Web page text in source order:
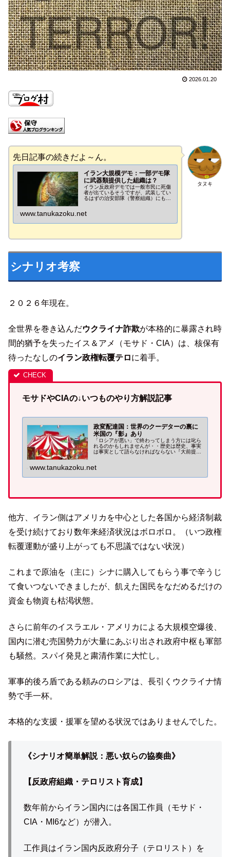
2026.01.20
タヌキ
先日記事の続きだよ～ん。
イラン大規模デモ：一部デモ隊
に武器類提供した組織は？
イラン反政府デモでは一般市民に死傷
者が出ているそうですが、武装してい
るはずの治安部隊（警察組織）にも死
がイランに持ち込んだのでしょう？
www.tanukazoku.net
シナリオ考察
２０２６年現在。
全世界を巻き込んだウクライナ詐欺が本格的に暴露され時
間的猶予を失ったイス＆アメ（モサド・CIA）は、核保有
待ったなしのイラン政権転覆テロに着手。
モサドやCIAの↓いつものやり方解説記事
政変配達国：世界のクーデターの裏に
米国の『影』あり
「ロシアが悪い」で終わってしまう方には叱ら
れるのかもしれませんが・・歴史は歴史、事実
は事実として語らなければならない『大前提』
りませんでした。
www.tanukazoku.net
他方、イラン側はアメリカを中心とした各国から経済制裁
を受け続けており数年来経済状況はボロボロ。（いつ政権
転覆運動が盛り上がっても不思議ではない状況）
これまで原油を（主に）シナに購入してもらう事で辛うじ
て食いつないできましたが、飢えた国民をなだめるだけの
資金も物資も枯渇状態。
さらに前年のイスラエル・アメリカによる大規模空爆後、
国内に潜む売国勢力が大量にあぶり出され政府中枢も軍部
も騒然。スパイ発見と粛清作業に大忙し。
軍事的後ろ盾である頼みのロシアは、長引くウクライナ情
勢で手一杯。
本格的な支援・援軍を望める状況ではありませんでした。
《シナリオ簡単解説：悪い奴らの協奏曲》
【反政府組織・テロリスト育成】
数年前からイラン国内には各国工作員（モサド・
CIA・MI6など）が潜入。
工作員はイラン国内反政府分子（テロリスト）を